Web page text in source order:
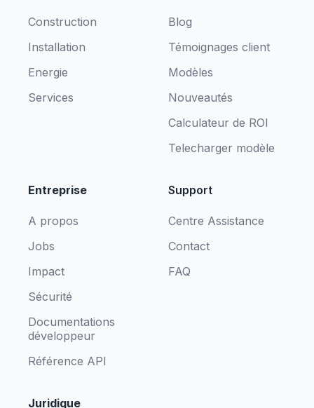
Construction
Installation
Energie
Services
Blog
Témoignages client
Modèles
Nouveautés
Calculateur de ROI
Telecharger modèle
Entreprise
A propos
Jobs
Impact
Sécurité
Documentations
développeur
Référence API
Support
Centre Assistance
Contact
FAQ
Juridique